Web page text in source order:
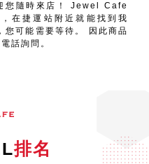
您隨時來店！ Jewel Cafe
在捷運站附近就能找到我
您可能需要等待。 因此商品
話詢問。
排名